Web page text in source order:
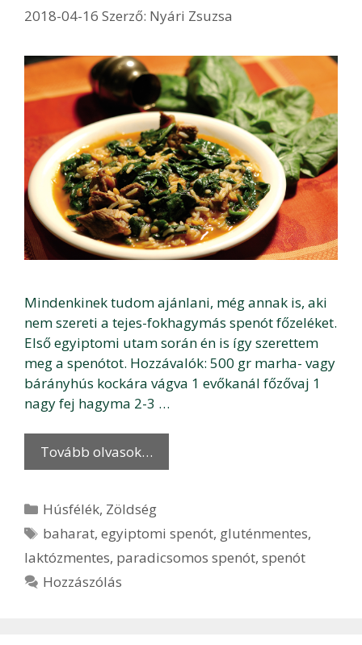
2018-04-16 Szerző: Nyári Zsuzsa
Mindenkinek tudom ajánlani, még annak is, aki
nem szereti a tejes-fokhagymás spenót főzeléket.
Első egyiptomi utam során én is így szerettem
meg a spenótot. Hozzávalók: 500 gr marha- vagy
bárányhús kockára vágva 1 evőkanál főzővaj 1
nagy fej hagyma 2-3 …
Tovább olvasok…
Kategória
Húsfélék, Zöldség
Címkék
baharat,egyiptomi spenót, gluténmentes,
laktózmentes, paradicsomos spenót, spenót
Hozzászólás